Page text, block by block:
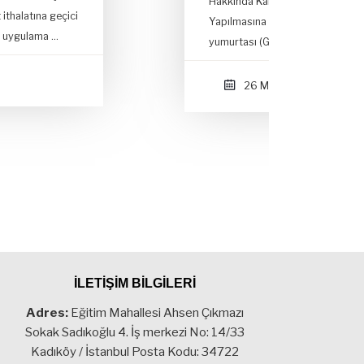
Yapılmasına Dair Karar ile Tavuk
yumurtası (Gallus domesti…
İLETİŞİM BİLGİLERİ
Adres: Eğitim Mahallesi Ahsen Çıkmazı
Sokak Sadıkoğlu 4. İş merkezi No: 14/33
Kadıköy / İstanbul Posta Kodu: 34722